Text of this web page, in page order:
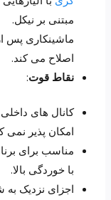
مبتنی بر نیکل.
ماشینکاری پس
اصلاح می کند.
نقاط قوت:
کانال های داخلی
امکان پذیر نمی
مناسب برای
با خوردگی بالا.
اجزای نزدیک